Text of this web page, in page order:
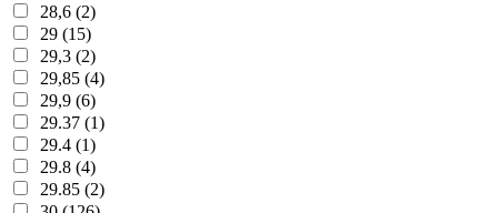
28,6 (2)
29 (15)
29,3 (2)
29,85 (4)
29,9 (6)
29.37 (1)
29.4 (1)
29.8 (4)
29.85 (2)